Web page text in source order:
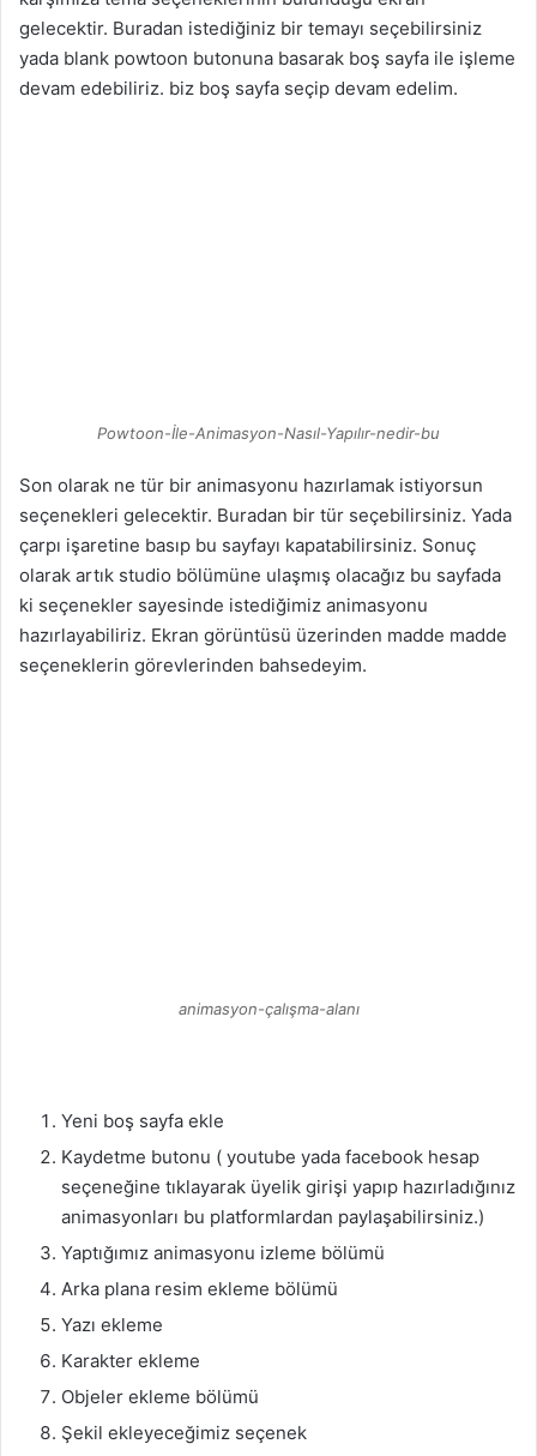
gelecektir. Buradan istediğiniz bir temayı seçebilirsiniz
yada blank powtoon butonuna basarak boş sayfa ile işleme
devam edebiliriz. biz boş sayfa seçip devam edelim.
Powtoon-İle-Animasyon-Nasıl-Yapılır-nedir-bu
Son olarak ne tür bir animasyonu hazırlamak istiyorsun
seçenekleri gelecektir. Buradan bir tür seçebilirsiniz. Yada
çarpı işaretine basıp bu sayfayı kapatabilirsiniz. Sonuç
olarak artık studio bölümüne ulaşmış olacağız bu sayfada
ki seçenekler sayesinde istediğimiz animasyonu
hazırlayabiliriz. Ekran görüntüsü üzerinden madde madde
seçeneklerin görevlerinden bahsedeyim.
animasyon-çalışma-alanı
Yeni boş sayfa ekle
Kaydetme butonu ( youtube yada facebook hesap
seçeneğine tıklayarak üyelik girişi yapıp hazırladığınız
animasyonları bu platformlardan paylaşabilirsiniz.)
Yaptığımız animasyonu izleme bölümü
Arka plana resim ekleme bölümü
Yazı ekleme
Karakter ekleme
Objeler ekleme bölümü
Şekil ekleyeceğimiz seçenek